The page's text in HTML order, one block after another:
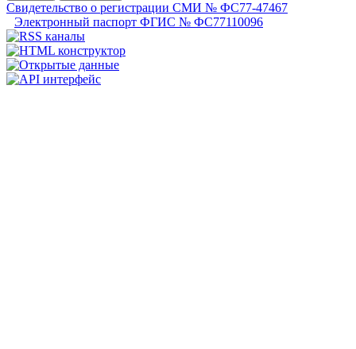
Свидетельство о регистрации СМИ № ФС77-47467
Электронный паспорт ФГИС № ФС77110096